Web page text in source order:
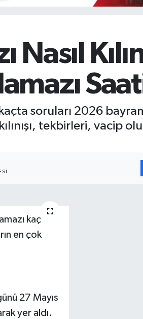
soruları 2026
tekbirleri, vacip
kaç
en çok
27 Mayıs
yer aldı.